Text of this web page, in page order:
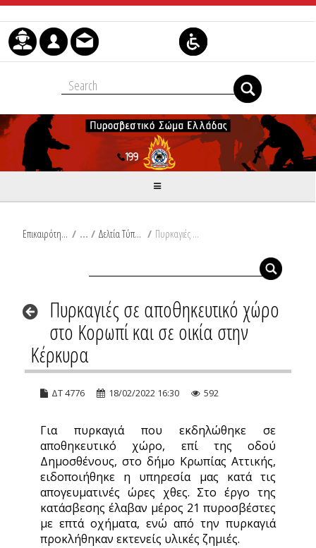
Μετάβαση στο περιεχόμενο
Επικαιρότητα / Δελτία Τύπου / Πυρκαγιές σε αποθηκευτικό χώρο στο Κορωπί και σε οικία στην Κέρκυρα
Πυρκαγιές σε αποθηκευτικό χώρο
στο Κορωπί και σε οικία στην
Κέρκυρα
ΔΤ 4776 18/02/2022 16:30 592
Για πυρκαγιά που εκδηλώθηκε σε
αποθηκευτικό χώρο, επί της οδού
Δημοσθένους, στο δήμο Κρωπίας Αττικής,
ειδοποιήθηκε η υπηρεσία μας κατά τις
απογευματινές ώρες χθες. Στο έργο της
κατάσβεσης έλαβαν μέρος 21 πυροσβέστες
με επτά οχήματα, ενώ από την πυρκαγιά
προκλήθηκαν εκτενείς υλικές ζημιές.